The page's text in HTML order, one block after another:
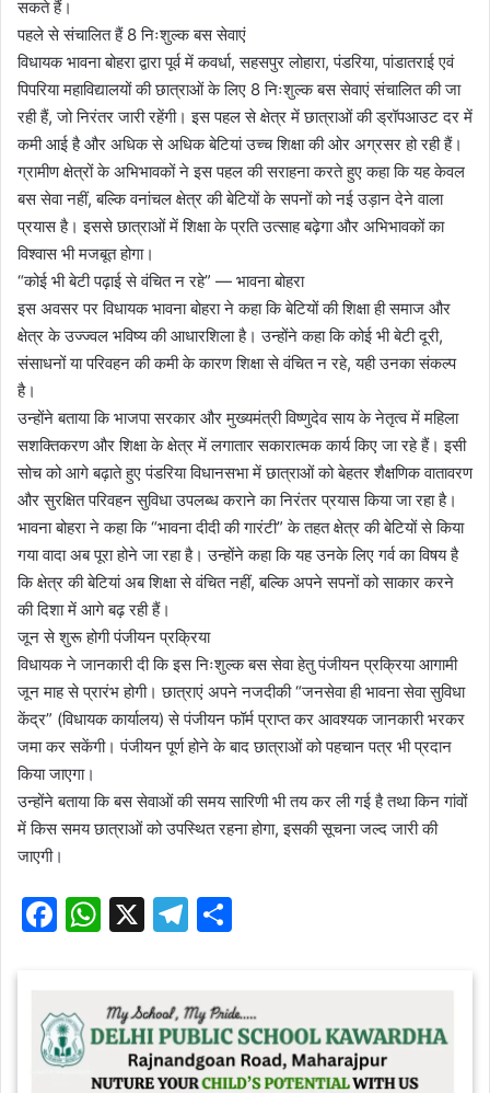
सकते हैं।
पहले से संचालित हैं 8 निःशुल्क बस सेवाएं
विधायक भावना बोहरा द्वारा पूर्व में कवर्धा, सहसपुर लोहारा, पंडरिया, पांडातराई एवं
पिपरिया महाविद्यालयों की छात्राओं के लिए 8 निःशुल्क बस सेवाएं संचालित की जा
रही हैं, जो निरंतर जारी रहेंगी। इस पहल से क्षेत्र में छात्राओं की ड्रॉपआउट दर में
कमी आई है और अधिक से अधिक बेटियां उच्च शिक्षा की ओर अग्रसर हो रही हैं।
ग्रामीण क्षेत्रों के अभिभावकों ने इस पहल की सराहना करते हुए कहा कि यह केवल
बस सेवा नहीं, बल्कि वनांचल क्षेत्र की बेटियों के सपनों को नई उड़ान देने वाला
प्रयास है। इससे छात्राओं में शिक्षा के प्रति उत्साह बढ़ेगा और अभिभावकों का
विश्वास भी मजबूत होगा।
“कोई भी बेटी पढ़ाई से वंचित न रहे” — भावना बोहरा
इस अवसर पर विधायक भावना बोहरा ने कहा कि बेटियों की शिक्षा ही समाज और
क्षेत्र के उज्ज्वल भविष्य की आधारशिला है। उन्होंने कहा कि कोई भी बेटी दूरी,
संसाधनों या परिवहन की कमी के कारण शिक्षा से वंचित न रहे, यही उनका संकल्प
है।
उन्होंने बताया कि भाजपा सरकार और मुख्यमंत्री विष्णुदेव साय के नेतृत्व में महिला
सशक्तिकरण और शिक्षा के क्षेत्र में लगातार सकारात्मक कार्य किए जा रहे हैं। इसी
सोच को आगे बढ़ाते हुए पंडरिया विधानसभा में छात्राओं को बेहतर शैक्षणिक वातावरण
और सुरक्षित परिवहन सुविधा उपलब्ध कराने का निरंतर प्रयास किया जा रहा है।
भावना बोहरा ने कहा कि “भावना दीदी की गारंटी” के तहत क्षेत्र की बेटियों से किया
गया वादा अब पूरा होने जा रहा है। उन्होंने कहा कि यह उनके लिए गर्व का विषय है
कि क्षेत्र की बेटियां अब शिक्षा से वंचित नहीं, बल्कि अपने सपनों को साकार करने
की दिशा में आगे बढ़ रही हैं।
जून से शुरू होगी पंजीयन प्रक्रिया
विधायक ने जानकारी दी कि इस निःशुल्क बस सेवा हेतु पंजीयन प्रक्रिया आगामी
जून माह से प्रारंभ होगी। छात्राएं अपने नजदीकी “जनसेवा ही भावना सेवा सुविधा
केंद्र” (विधायक कार्यालय) से पंजीयन फॉर्म प्राप्त कर आवश्यक जानकारी भरकर
जमा कर सकेंगी। पंजीयन पूर्ण होने के बाद छात्राओं को पहचान पत्र भी प्रदान
किया जाएगा।
उन्होंने बताया कि बस सेवाओं की समय सारिणी भी तय कर ली गई है तथा किन गांवों
में किस समय छात्राओं को उपस्थित रहना होगा, इसकी सूचना जल्द जारी की
जाएगी।
F
e
b
W
s
A
X
T
gr
a
e